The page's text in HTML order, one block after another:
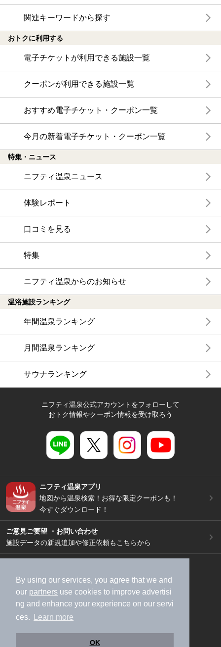
By using our services, you agree that we and
our partners use cookies to improve advertisi
ng and enhance your experience on our servi
ces.
Learn more
OK
関連キーワードから探す
おトクに利用する
電子チケットが利用できる施設一覧
クーポンが利用できる施設一覧
おすすめ電子チケット・クーポン一覧
今月の新着電子チケット・クーポン一覧
特集・ニュース
ニフティ温泉ニュース
体験レポート
口コミを見る
特集
ニフティ温泉からのお知らせ
温浴施設ランキング
年間温泉ランキング
月間温泉ランキング
サウナランキング
ニフティ温泉公式アカウントをフォローして
おトク情報やクーポン情報を受け取ろう
ニフティ温泉アプリ
地図から温泉検索！お得な限定クーポンも！
今すぐダウンロード！
ご意見ご要望 ・お問い合わせ
施設データの新規追加や修正依頼もこちらから
加盟店募集（資料請求）
広告出稿のご案内
利用規約
ライフスタイルMEMBERS+規約
特定商取引法に基づく表記
ヘルプ
採用情報
運営会社